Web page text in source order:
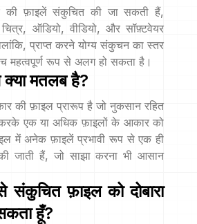
की फ़ाइलें संकुचित की जा सकती हैं,
ऑडियो, वीडियो, और सॉफ़्टवेयर
प्राप्त करने योग्य संकुचन का स्तर
महत्वपूर्ण रूप से अलग हो सकता है।
मतलब है?
की फ़ाइल प्रारूप है जो नुकसान रहित
एक या अधिक फ़ाइलों के आकार को
में अनेक फ़ाइलें प्रभावी रूप से एक ही
जाती हैं, जो साझा करना भी आसान
संकुचित फ़ाइल को दोबारा
हूँ?